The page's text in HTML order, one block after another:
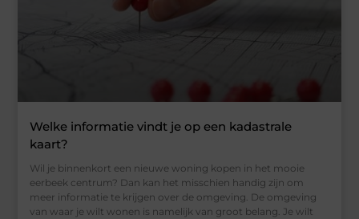
Welke informatie vindt je op een kadastrale
kaart?
Wil je binnenkort een nieuwe woning kopen in het mooie
eerbeek centrum? Dan kan het misschien handig zijn om
meer informatie te krijgen over de omgeving. De omgeving
van waar je wilt wonen is namelijk van groot belang. Je wilt